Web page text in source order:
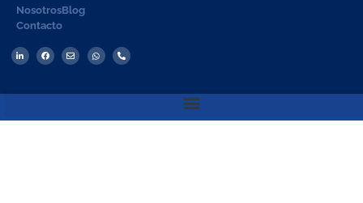
NosotrosBlog
Contacto